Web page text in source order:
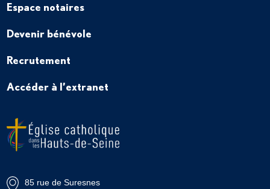
Espace notaires
Devenir bénévole
Recrutement
Accéder à l’extranet
85 rue de Suresnes